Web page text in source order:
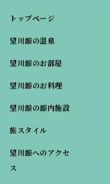
トップページ
望川館の温泉
望川館のお部屋
望川館のお料理
望川館の館内施設
旅スタイル
望川館へのアクセ
ス